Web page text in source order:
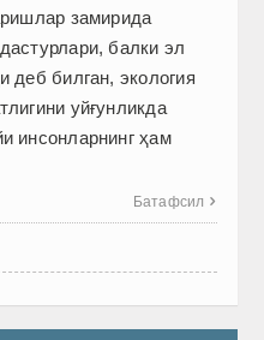
замирида
балки эл
деб билган, экология
уйғунликда
инсонларнинг ҳам
Батафсил 